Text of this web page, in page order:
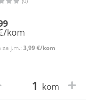
kom
za j.m.: 3,99 €/kom
kom